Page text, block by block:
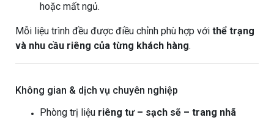
hoặc mất ngủ.
Mỗi liệu trình đều được điều chỉnh phù hợp với thể trạng
và nhu cầu riêng của từng khách hàng.
Không gian & dịch vụ chuyên nghiệp
Phòng trị liệu riêng tư – sạch sẽ – trang nhã